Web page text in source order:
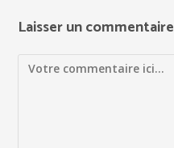
Laisser un commentaire